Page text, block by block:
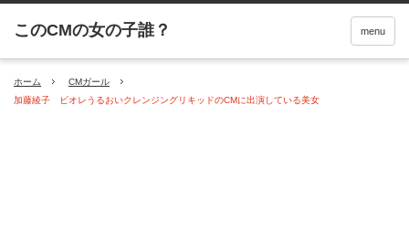
menu
ホーム
CMガール
加藤綾子 ビオレうるおいクレンジングリキッドのCMに出演している美女